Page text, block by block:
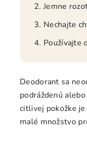
Jemne
Nechajte
Používajte
Deodorant sa
podráždenú
citlivej pokožke
malé množstvo